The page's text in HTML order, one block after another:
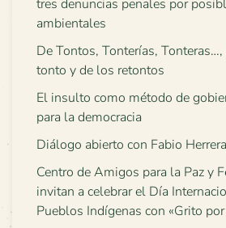
tres denuncias penales por
ambientales
De Tontos, Tonterías, Tonteras…,
tonto y de los retontos
El insulto como método de
para la democracia
Diálogo abierto con Fabio Herrera
Centro de Amigos para la Paz y
invitan a celebrar el Día
Pueblos Indígenas con «Grito por